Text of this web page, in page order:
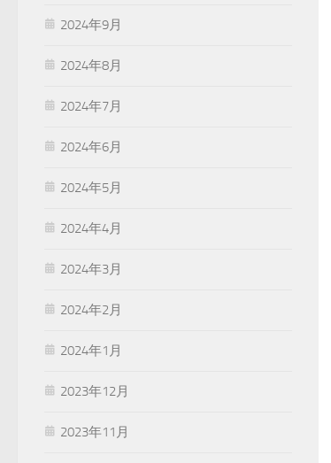
2024年9月
2024年8月
2024年7月
2024年6月
2024年5月
2024年4月
2024年3月
2024年2月
2024年1月
2023年12月
2023年11月